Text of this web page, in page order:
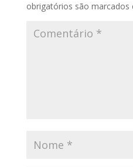
obrigatórios são marcados